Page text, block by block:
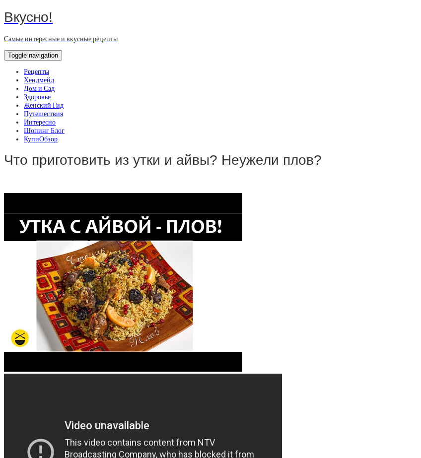
Вкусно!
Самые интересные и вкусные рецепты
Toggle navigation
Рецепты
Хендмейд
Дом и Сад
Здоровье
Женский Гид
Путешествия
Интересно
Шопинг Блог
КупиОбзор
Что приготовить из утки и айвы? Неужели плов?